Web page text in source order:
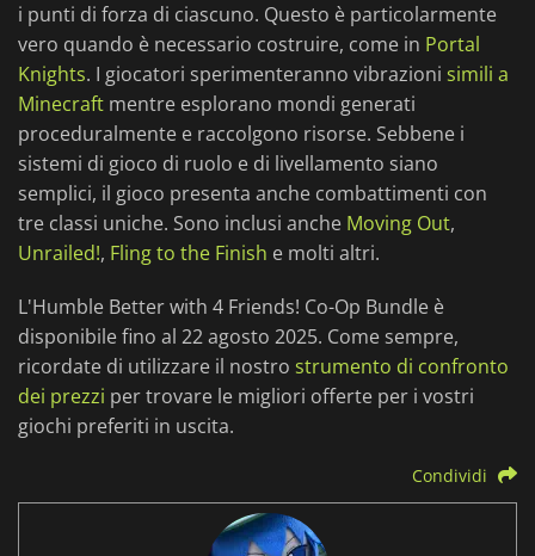
i punti di forza di ciascuno. Questo è particolarmente
vero quando è necessario costruire, come in Portal
Knights. I giocatori sperimenteranno vibrazioni simili a
Minecraft mentre esplorano mondi generati
proceduralmente e raccolgono risorse. Sebbene i
sistemi di gioco di ruolo e di livellamento siano
semplici, il gioco presenta anche combattimenti con
tre classi uniche. Sono inclusi anche Moving Out,
Unrailed!, Fling to the Finish e molti altri.
L'Humble Better with 4 Friends! Co-Op Bundle è
disponibile fino al 22 agosto 2025. Come sempre,
ricordate di utilizzare il nostro strumento di confronto
dei prezzi per trovare le migliori offerte per i vostri
giochi preferiti in uscita.
Condividi